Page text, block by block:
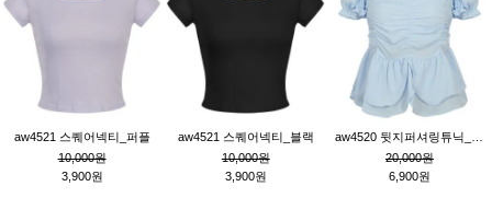
aw4521 스퀘어넥티_퍼플
10,000원
3,900원
aw4521 스퀘어넥티_블랙
10,000원
3,900원
20,000원
6,900원